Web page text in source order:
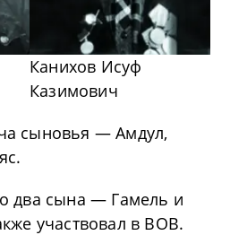
Канихов Исуф
Казимович
сыновья — Амдул,
два сына — Гамель и
участвовал в ВОВ.